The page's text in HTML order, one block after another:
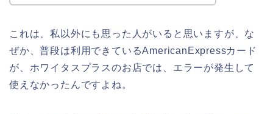
これは、私以外にも思った人がいると思いますが、な
ぜか、普段は利用できているAmericanExpressカード
が、ホワイタスプラスのお店では、エラーが発生して
使えなかったんですよね。